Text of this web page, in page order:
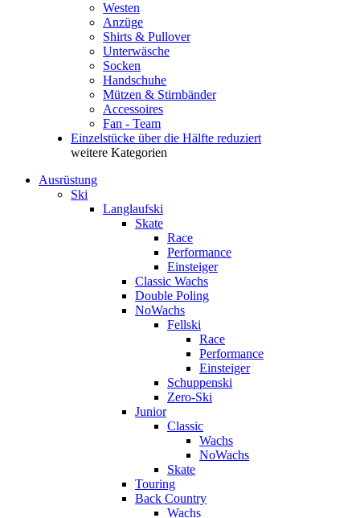
Westen
Anzüge
Shirts & Pullover
Unterwäsche
Socken
Handschuhe
Mützen & Stirnbänder
Accessoires
Fan - Team
Einzelstücke über die Hälfte reduziert
weitere Kategorien
Ausrüstung
Ski
Langlaufski
Skate
Race
Performance
Einsteiger
Classic Wachs
Double Poling
NoWachs
Fellski
Race
Performance
Einsteiger
Schuppenski
Zero-Ski
Junior
Classic
Wachs
NoWachs
Skate
Touring
Back Country
Wachs